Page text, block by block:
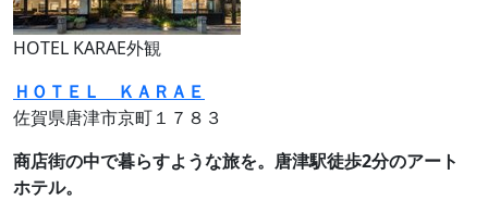
HOTEL KARAE外観
ＨＯＴＥＬ ＫＡＲＡＥ
佐賀県唐津市京町１７８３
商店街の中で暮らすような旅を。唐津駅徒歩2分のアート
ホテル。